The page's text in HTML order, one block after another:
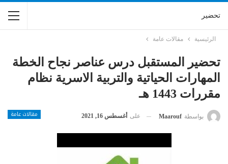
تحضير
الرئيسية مقالات عامة
تحضير المستقبل درس عناصر نجاح الخطة
المهارات الحياتية والتربية الاسرية نظام
مقررات 1443 هـ
مقالات عامة بواسطة Maarouf على أغسطس 16, 2021